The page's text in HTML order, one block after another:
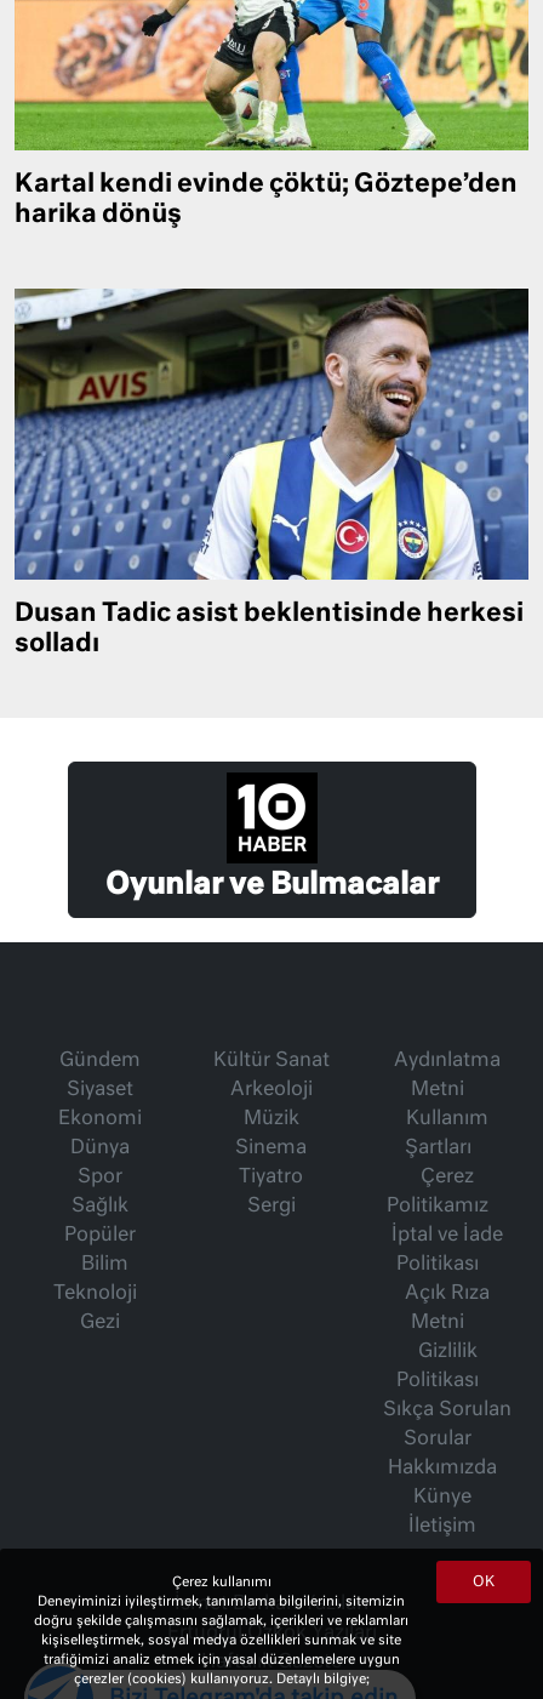
Kartal kendi evinde çöktü; Göztepe’den
harika dönüş
Dusan Tadic asist beklentisinde herkesi
solladı
Oyunlar ve Bulmacalar
Gündem
Siyaset
Ekonomi
Dünya
Spor
Sağlık
Popüler
Bilim
Teknoloji
Gezi
Kültür Sanat
Arkeoloji
Müzik
Sinema
Tiyatro
Sergi
Aydınlatma
Metni
Kullanım
Şartları
Çerez
Politikamız
İptal ve İade
Politikası
Açık Rıza
Metni
Gizlilik
Politikası
Sıkça Sorulan
Sorular
Hakkımızda
Künye
İletişim
İsmet Berkan Yazıları
Ertuğrul Özkök Yazıları
Haftalık Gazete
OK
Çerez kullanımı
Deneyiminizi iyileştirmek, tanımlama bilgilerini, sitemizin
doğru şekilde çalışmasını sağlamak, içerikleri ve reklamları
kişiselleştirmek, sosyal medya özellikleri sunmak ve site
trafiğimizi analiz etmek için yasal düzenlemelere uygun
çerezler (cookies) kullanıyoruz. Detaylı bilgiye;